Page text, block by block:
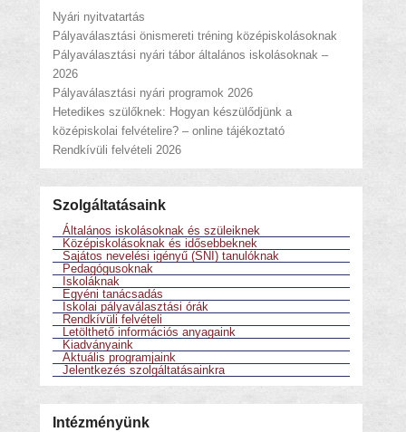
Nyári nyitvatartás
Pályaválasztási önismereti tréning középiskolásoknak
Pályaválasztási nyári tábor általános iskolásoknak –
2026
Pályaválasztási nyári programok 2026
Hetedikes szülőknek: Hogyan készülődjünk a
középiskolai felvételire? – online tájékoztató
Rendkívüli felvételi 2026
Szolgáltatásaink
Általános iskolásoknak és szüleiknek
Középiskolásoknak és idősebbeknek
Sajátos nevelési igényű (SNI) tanulóknak
Pedagógusoknak
Iskoláknak
Egyéni tanácsadás
Iskolai pályaválasztási órák
Rendkívüli felvételi
Letölthető információs anyagaink
Kiadványaink
Aktuális programjaink
Jelentkezés szolgáltatásainkra
Intézményünk